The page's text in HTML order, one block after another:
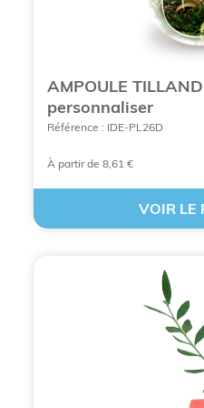
à un stylo que l'on
qui grandit reste
destinataire
Le message de
puisque la
vitalité et au futur,
L'amélioration du
productivité des
cadeaux
Une différenciation
car recevoir un être
mémorable qui
AMPOULE
personnaliser
Référence : IDE-PL26D
À partir de 8,61 €
VOIR LE